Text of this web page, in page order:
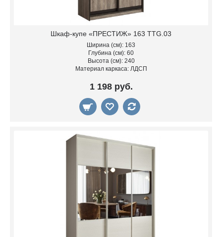
Шкаф-купе «ПРЕСТИЖ» 163 TTG.03
Ширина (см): 163
Глубина (см): 60
Высота (см): 240
Материал каркаса: ЛДСП
1 198 руб.